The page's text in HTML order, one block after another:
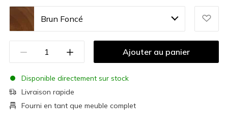
Brun Foncé
Ajouter au panier
Disponible directement sur stock
Livraison rapide
Fourni en tant que meuble complet